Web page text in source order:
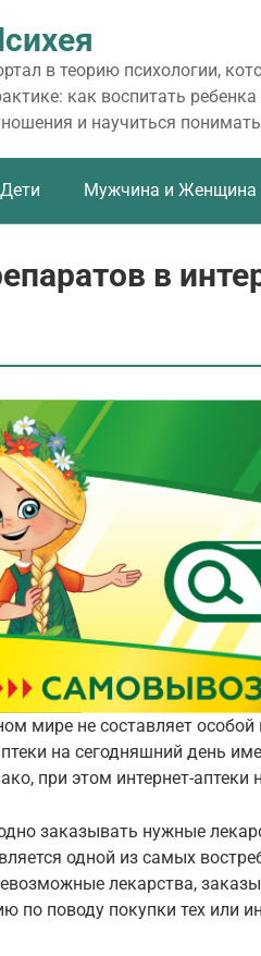
в теорию психологии,
как воспитать
и научиться
Дети Мужчина и Женщина
в
мире не составляет
на сегодняшний день
при этом интернет-
заказывать нужные
одной из самых
лекарства,
по поводу покупки тех или